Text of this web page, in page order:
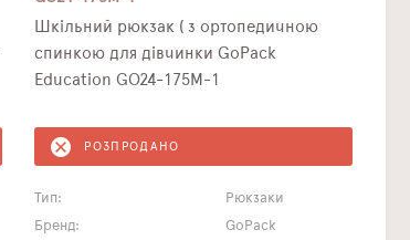
Шкільний рюкзак ( з ортопедичною
спинкою для дівчинки GoPack
Education GO24-175M-1
РОЗПРОДАНО
Тип:
Рюкзаки
Бренд:
GoPack